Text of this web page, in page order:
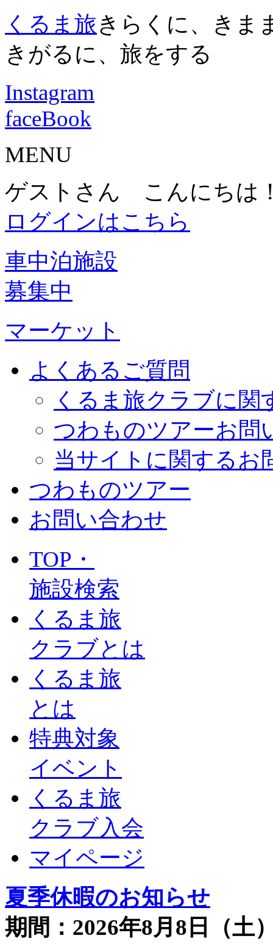
くるま旅きらくに、きま
きがるに、旅をする
Instagram
faceBook
MENU
ゲストさん こんにちは
ログインはこちら
車中泊施設
募集中
マーケット
よくあるご質問
くるま旅クラブに関
つわものツアーお問
当サイトに関するお
つわものツアー
お問い合わせ
TOP・
施設検索
くるま旅
クラブとは
くるま旅
とは
特典対象
イベント
くるま旅
クラブ入会
マイページ
夏季休暇のお知らせ
期間：2026年8月8日（土